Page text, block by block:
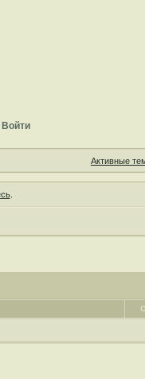
Войти
Активные
.